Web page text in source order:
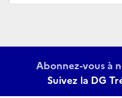
Abonnez-vous à
Suivez la DG